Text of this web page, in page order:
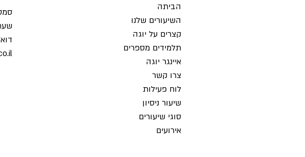
הביתה
השיעורים שלנו
קצרים על יוגה
תלמידים מספרים
איינגר יוגה
צרו קשר
לוח פעילות
שיעור ניסיון
סוגי שיעורים
אירועים